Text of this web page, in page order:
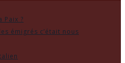
Paix ?
émigrés c’était nous